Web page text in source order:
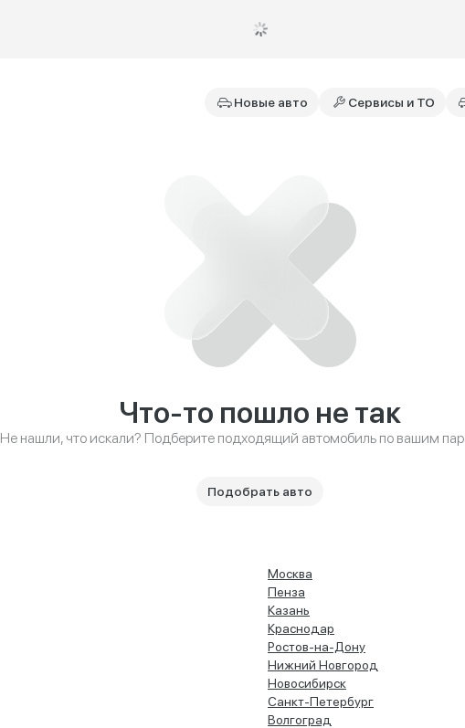
Новые авто Сервисы и ТО
Что-то пошло не так
Не нашли, что искали? Подберите подходящий автомобиль по вашим
Подобрать авто
Москва
Пенза
Казань
Краснодар
Ростов-на-Дону
Нижний Новгород
Новосибирск
Санкт-Петербург
Волгоград